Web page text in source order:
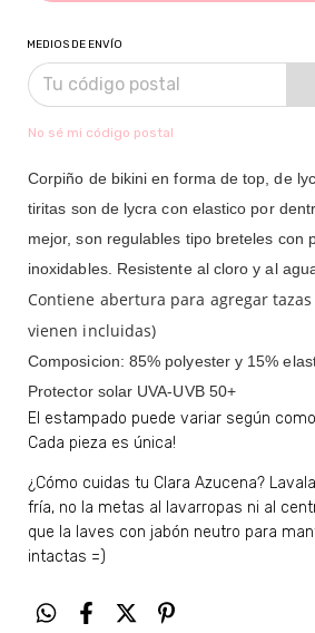
MEDIOS DE ENVÍO
No sé mi código postal
Corpiño de bikini en forma de top, de
tiritas son de lycra con elastico por
mejor, son regulables tipo breteles con
inoxidables. Resistente al cloro y al
Contiene abertura para agregar
vienen incluidas)
Composicion: 85% polyester y 15%
Protector solar UVA-UVB 50+
El estampado puede variar según
Cada pieza es única!
¿Cómo cuidas tu Clara Azucena?
fría, no la metas al lavarropas ni al
que la laves con jabón neutro para
intactas =)